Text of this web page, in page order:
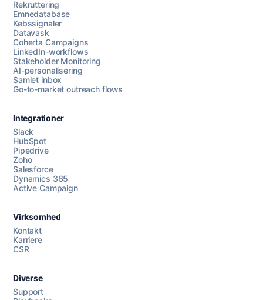
Chat med os
AI Campaign Assist
Rekruttering
Emnedatabase
Købssignaler
Datavask
Coherta Campaigns
LinkedIn-workflows
Stakeholder Monitoring
AI-personalisering
Samlet inbox
Go-to-market outreach flows
Integrationer
Slack
HubSpot
Pipedrive
Zoho
Salesforce
Dynamics 365
Active Campaign
Virksomhed
Kontakt
Karriere
CSR
Diverse
Support